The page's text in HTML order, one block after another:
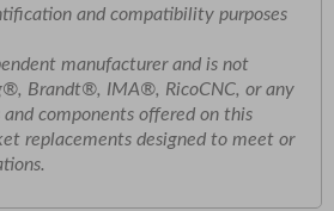
and compatibility purposes
manufacturerand is not
Brandt®, IMA®, RicoCNC, orany
and components offered on this
replacements designed to meet or